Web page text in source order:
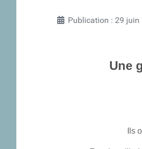
Publication : 29 juin
Une
Ils